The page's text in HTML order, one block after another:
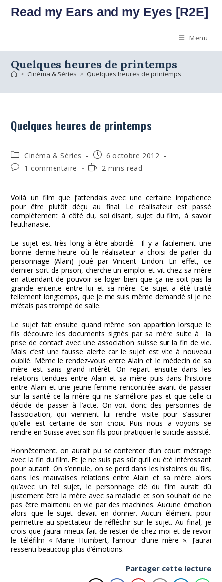
Read my Ears and my Eyes [R2E]
Menu
Quelques heures de printemps
> Cinéma & Séries > Quelques heures de printemps
Quelques heures de printemps
Post
category:
Cinéma & Séries
Publication
publiée :
6 octobre 2012
Commentaires
publication :
1 commentaire
Temps2 mins read
Voilà un film que j’attendais avec une certaine impatience
pour être plutôt déçu au final. Le réalisateur est passé
complétement à côté du, soi disant, sujet du film, à savoir
l’euthanasie.
Le sujet est très long à être abordé. Il y a facilement une
bonne demie heure où le réalisateur a choisi de parler du
personnage (Alain) joué par Vincent Lindon. En effet, ce
dernier sort de prison, cherche un emploi et vit chez sa mère
en attendant de pouvoir se loger bien que ça ne soit pas la
grande entente entre lui et sa mère. Ce sujet a été traité
tellement longtemps, que je me suis même demandé si je ne
m’étais pas trompé de salle.
Le sujet fait ensuite quand même son apparition lorsque le
fils découvre les documents signés par sa mère suite à la
prise de contact avec une association suisse sur la fin de vie.
Mais c’est une fausse alerte car le sujet est vite à nouveau
oublié. Même le rendez-vous entre Alain et le médecin de sa
mère est sans grand intérêt. On repart ensuite dans les
relations tendues entre Alain et sa mère puis dans l’histoire
entre Alain et une jeune femme rencontrée avant de passer
sur la santé de la mère qui ne s’améliore pas et que celle-ci
décide de passer à l’acte. On voit donc des personnes de
l’association, qui viennent lui rendre visite pour s’assurer
qu’elle est certaine de son choix. Puis nous la voyons se
rendre en Suisse avec son fils pour pratiquer le suicide assisté.
Honnêtement, on aurait pu se contenter d’un court métrage
avec la fin du film. Et je ne suis pas sûr qu’il eu été intéressant
pour autant. On s’ennuie, on se perd dans les histoires du fils,
dans les mauvaises relations entre Alain et sa mère alors
qu’avec un tel sujet, le personnage clé du film aurait dû
justement être la mère avec sa maladie et son souhait de ne
pas être maintenu en vie par des machines. Aucune émotion
alors que le sujet devait en donner. Aucun élément pour
permettre au spectateur de réfléchir sur le sujet. Au final, je
crois que j’aurai mieux fait de rester de chez moi et de revoir
le téléfilm « Marie Humbert, l’amour d’une mère ». J’aurai
ressenti beaucoup plus d’émotions.
Partager cette lecture